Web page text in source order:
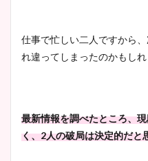
仕事で忙しい二人ですから
れ違ってしまったのかもしれ
最新情報を調べたところ、
く、2人の破局は決定的だと